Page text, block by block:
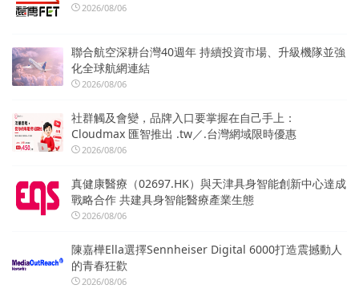
2026/08/06
聯合航空深耕台灣40週年 持續投資市場、升級機隊並強
化全球航網連結
2026/08/06
社群觸及會變，品牌入口要掌握在自己手上：
Cloudmax 匯智推出 .tw／.台灣網域限時優惠
2026/08/06
真健康醫療（02697.HK）與天津具身智能創新中心達成
戰略合作 共建具身智能醫療產業生態
2026/08/06
陳嘉樺Ella選擇Sennheiser Digital 6000打造震撼動人
的青春狂歡
2026/08/06